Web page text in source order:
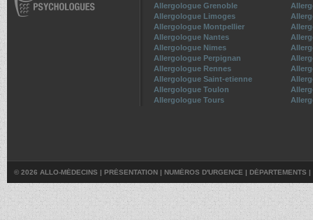
Allergologue Grenoble
Allergologue Limoges
Allergologue Montpellier
Allergologue Nantes
Allergologue Nimes
Allergologue Perpignan
Allergologue Rennes
Allergologue Saint-etienne
Allergologue Toulon
Allergologue Tours
© 2026 ALLO-MÉDECINS | PRÉSENTATION | NUMÉROS D'URGENCE | DÉPARTEMENTS |